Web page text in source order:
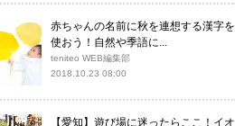
赤ちゃんの名前に秋を連想する漢字を
使おう！自然や季語に...
teniteo WEB編集部
2018.10.23 08:00
【愛知】遊び場に迷ったらここ！イオ